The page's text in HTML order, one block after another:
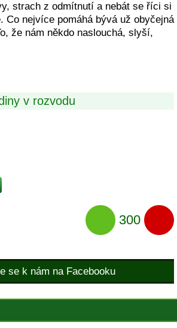
strach z odmítnutí a nebát se říci si
Co nejvíce pomáhá bývá už obyčejná
že nám někdo naslouchá, slyší,
v rozvodu
300
se k nám na Facebooku